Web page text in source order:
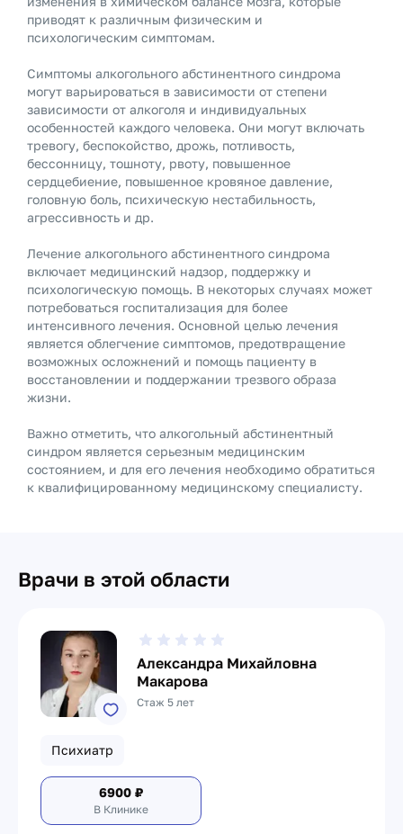
приводят к различным физическим и
психологическим симптомам.
Симптомы алкогольного абстинентного синдрома
могут варьироваться в зависимости от степени
зависимости от алкоголя и индивидуальных
особенностей каждого человека. Они могут включать
тревогу, беспокойство, дрожь, потливость,
бессонницу, тошноту, рвоту, повышенное
сердцебиение, повышенное кровяное давление,
головную боль, психическую нестабильность,
агрессивность и др.
Лечение алкогольного абстинентного синдрома
включает медицинский надзор, поддержку и
психологическую помощь. В некоторых случаях может
потребоваться госпитализация для более
интенсивного лечения. Основной целью лечения
является облегчение симптомов, предотвращение
возможных осложнений и помощь пациенту в
восстановлении и поддержании трезвого образа
жизни.
Важно отметить, что алкогольный абстинентный
синдром является серьезным медицинским
состоянием, и для его лечения необходимо обратиться
к квалифицированному медицинскому специалисту.
Врачи в этой области
Александра Михайловна
Макарова
Стаж 5 лет
Психиатр
6900 ₽
В Клинике